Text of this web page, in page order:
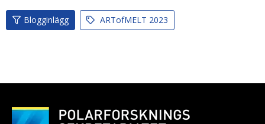
Blogginlägg ARTofMELT 2023